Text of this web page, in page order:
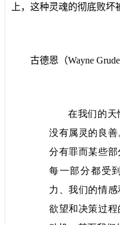
上，这种灵魂的彻底败坏
古德恩 （Wayne
在我们的天
没有属灵的良
分有罪而某些
每一部分都受
力、我们的情
欲望和决策过